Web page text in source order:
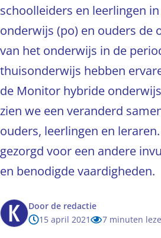
schoolleiders en leerlingen
onderwijs (po) en ouders de
van het onderwijs in de
thuisonderwijs hebben
de Monitor hybride
zien we een veranderd
ouders, leerlingen en
gezorgd voor een andere
en benodigde vaardigheden.
Door de redactie
15 april 2021
7 minuten